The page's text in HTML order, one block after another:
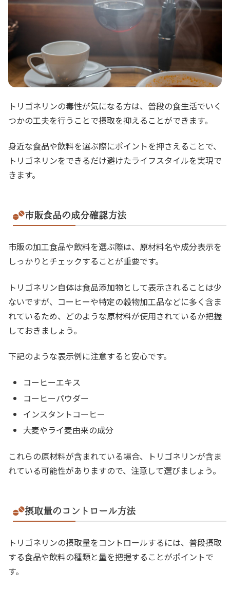
トリゴネリンの毒性が気になる方は、普段の食生活でいく
つかの工夫を行うことで摂取を抑えることができます。
身近な食品や飲料を選ぶ際にポイントを押さえることで、
トリゴネリンをできるだけ避けたライフスタイルを実現で
きます。
市販食品の成分確認方法
市販の加工食品や飲料を選ぶ際は、原材料名や成分表示を
しっかりとチェックすることが重要です。
トリゴネリン自体は食品添加物として表示されることは少
ないですが、コーヒーや特定の穀物加工品などに多く含ま
れているため、どのような原材料が使用されているか把握
しておきましょう。
下記のような表示例に注意すると安心です。
コーヒーエキス
コーヒーパウダー
インスタントコーヒー
大麦やライ麦由来の成分
これらの原材料が含まれている場合、トリゴネリンが含ま
れている可能性がありますので、注意して選びましょう。
摂取量のコントロール方法
トリゴネリンの摂取量をコントロールするには、普段摂取
する食品や飲料の種類と量を把握することがポイントで
す。